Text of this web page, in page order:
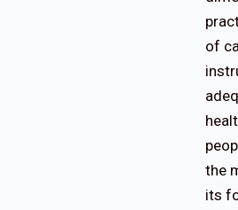
of
the
its